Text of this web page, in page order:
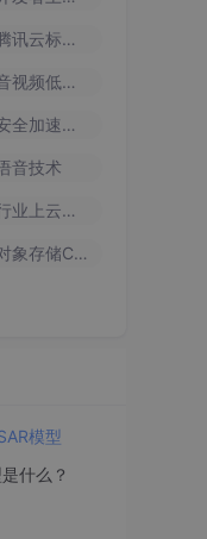
讯云标杆案例
视频低代码
全加速流量
音技术
业上云方案
象存储COS
模型
什么？